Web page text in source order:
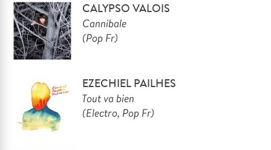
CALYPSO VALOIS
Cannibale
(Pop Fr)
EZECHIEL PAILHES
Tout va bien
(Electro, Pop Fr)